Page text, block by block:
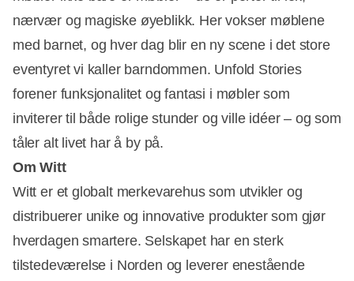
nærvær og magiske øyeblikk. Her vokser møblene
med barnet, og hver dag blir en ny scene i det store
eventyret vi kaller barndommen. Unfold Stories
forener funksjonalitet og fantasi i møbler som
inviterer til både rolige stunder og ville idéer – og som
tåler alt livet har å by på.
Om Witt
Witt er et globalt merkevarehus som utvikler og
distribuerer unike og innovative produkter som gjør
hverdagen smartere. Selskapet har en sterk
tilstedeværelse i Norden og leverer enestående